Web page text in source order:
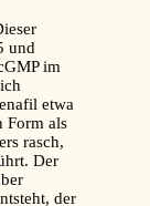
und
im
etwa
Form als
rasch,
Der
der